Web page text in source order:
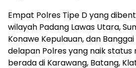
Empat Polres Tipe D yang
wilayah Padang Lawas Utara,
Konawe Kepulauan, dan
delapan Polres yang naik status
berada di Karawang, Batang,